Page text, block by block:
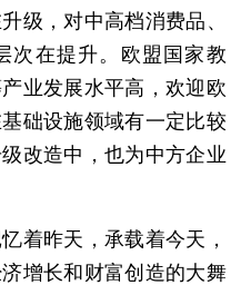
级，对中高档消费品、
次在提升。欧盟国家教
业发展水平高，欢迎欧
础设施领域有一定比较
改造中，也为中方企业
昨天，承载着今天，
增长和财富创造的大舞